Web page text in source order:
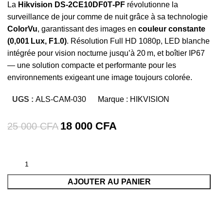
La Hikvision DS‑2CE10DF0T‑PF révolutionne la
surveillance de jour comme de nuit grâce à sa technologie
ColorVu, garantissant des images en couleur constante
(0,001 Lux, F1.0). Résolution Full HD 1080p, LED blanche
intégrée pour vision nocturne jusqu’à 20 m, et boîtier IP67
— une solution compacte et performante pour les
environnements exigeant une image toujours colorée.
UGS : ALS-CAM-030 Marque : HIKVISION
25 000CFA 18 000 CFA
AJOUTER AU PANIER